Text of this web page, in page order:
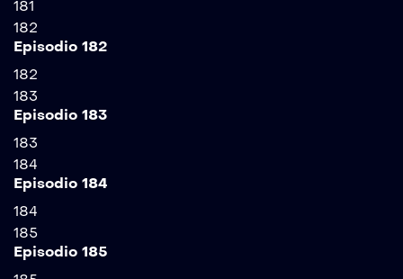
181
182
Episodio 182
182
183
Episodio 183
183
184
Episodio 184
184
185
Episodio 185